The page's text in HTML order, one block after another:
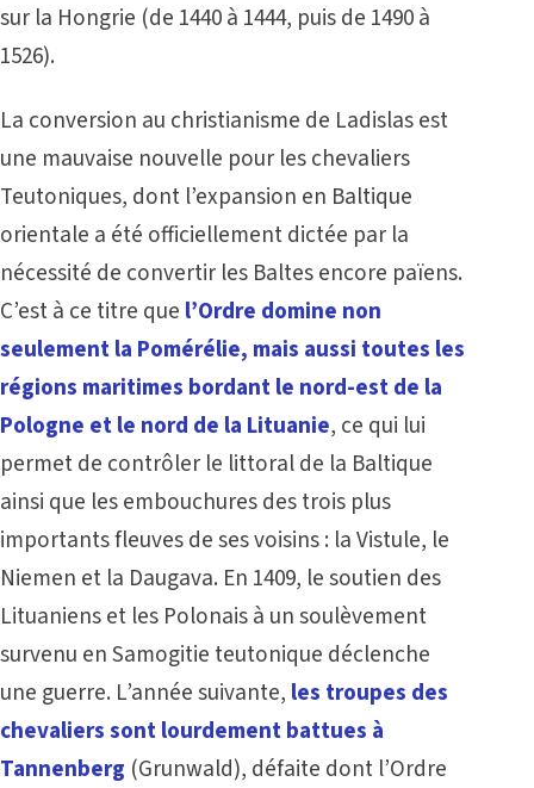
sur la Hongrie (de 1440 à 1444, puis de 1490 à
1526).
La conversion au christianisme de Ladislas est
une mauvaise nouvelle pour les chevaliers
Teutoniques, dont l’expansion en Baltique
orientale a été officiellement dictée par la
nécessité de convertir les Baltes encore païens.
C’est à ce titre que l’Ordre domine non
seulement la Pomérélie, mais aussi toutes les
régions maritimes bordant le nord-est de la
Pologne et le nord de la Lituanie, ce qui lui
permet de contrôler le littoral de la Baltique
ainsi que les embouchures des trois plus
importants fleuves de ses voisins : la Vistule, le
Niemen et la Daugava. En 1409, le soutien des
Lituaniens et les Polonais à un soulèvement
survenu en Samogitie teutonique déclenche
une guerre. L’année suivante, les troupes des
chevaliers sont lourdement battues à
Tannenberg (Grunwald), défaite dont l’Ordre